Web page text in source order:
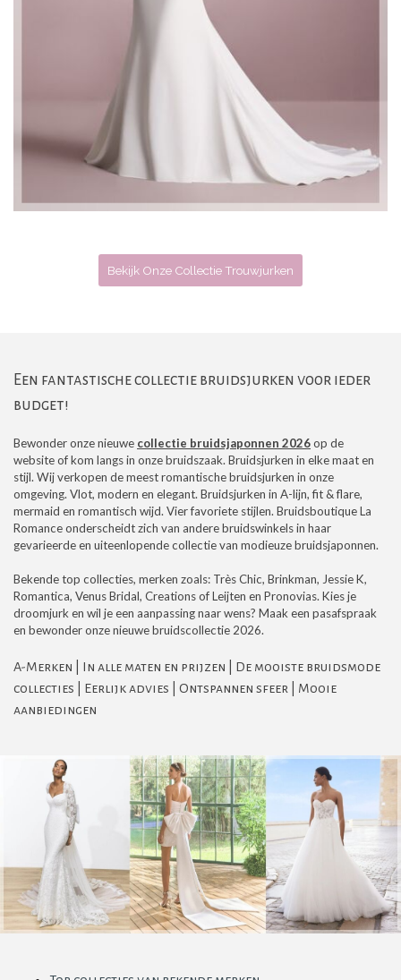
Bekijk Onze Collectie Trouwjurken
Een fantastische collectie bruidsjurken voor ieder
budget!
Bewonder onze nieuwe collectie bruidsjaponnen 2026op de
website of kom langs in onze bruidszaak. Bruidsjurken in elke maat en
stijl. Wij verkopen de meest romantische bruidsjurken in onze
omgeving. Vlot, modern en elegant. Bruidsjurken in A-lijn, fit & flare,
mermaid en romantisch wijd. Vier favoriete stijlen. Bruidsboutique La
Romance onderscheidt zich van andere bruidswinkels in haar
gevarieerde en uiteenlopende collectie van modieuze bruidsjaponnen.
Bekende top collecties, merken zoals: Très Chic, Brinkman, Jessie K,
Romantica, Venus Bridal, Creations of Leijten en Pronovias. Kies je
droomjurk en wil je een aanpassing naar wens? Maak een pasafspraak
en bewonder onze nieuwe bruidscollectie 2026.
A-Merken | In alle maten en prijzen | De mooiste bruidsmode
collecties | Eerlijk advies | Ontspannen sfeer | Mooie
aanbiedingen